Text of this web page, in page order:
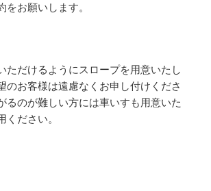
をお願いします。
ただけるようにスロープを用意いたし
のお客様は遠慮なくお申し付けくださ
のが難しい方には車いすも用意いた
ください。